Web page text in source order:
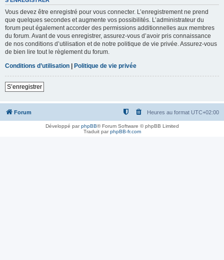
Vous devez être enregistré pour vous connecter. L’enregistrement ne prend
que quelques secondes et augmente vos possibilités. L’administrateur du
forum peut également accorder des permissions additionnelles aux membres
du forum. Avant de vous enregistrer, assurez-vous d’avoir pris connaissance
de nos conditions d’utilisation et de notre politique de vie privée. Assurez-vous
de bien lire tout le règlement du forum.
Conditions d’utilisation | Politique de vie privée
S’enregistrer
Forum Heures au format UTC+02:00
Développé parphpBB® Forum Software © phpBB Limited
Traduit parphpBB-fr.com